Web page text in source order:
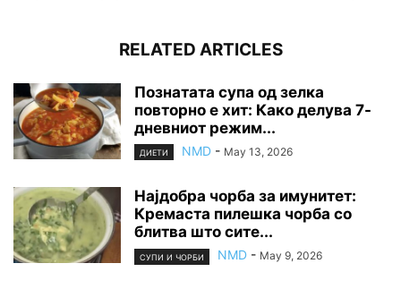
RELATED ARTICLES
Познатата супа од зелка
повторно е хит: Како делува 7-
дневниот режим...
ДИЕТИ NMD - May 13, 2026
Најдобра чорба за имунитет:
Кремаста пилешка чорба со
блитва што сите...
СУПИ И ЧОРБИ NMD - May 9, 2026